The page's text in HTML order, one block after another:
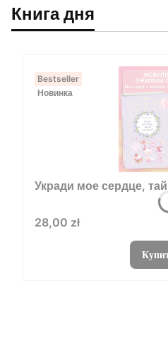
Книга дня
Bestseller
Новинка
Укради мое сердце,
Цена
28,00 zł